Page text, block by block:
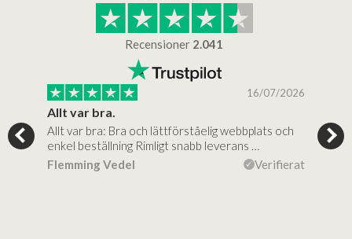
Recensioner 2.041
16/07/2026
Allt var bra.
Allt var bra: Bra och lättförståelig webbplats och
enkel beställning Rimligt snabb leverans …
Flemming Vedel
Verifierat
Jag